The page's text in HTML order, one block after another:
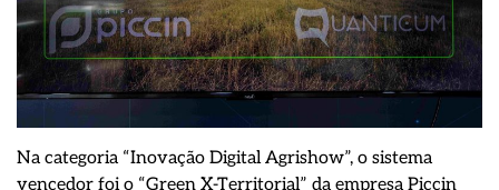
Na categoria “Inovação Digital Agrishow”, o sistema
vencedor foi o “Green X-Territorial” da empresa Piccin